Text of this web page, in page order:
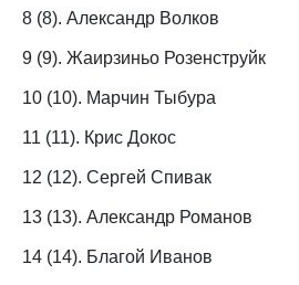
8 (8). Александр Волков
9 (9). Жаирзиньо Розенструйк
10 (10). Марчин Тыбура
11 (11). Крис Докос
12 (12). Сергей Спивак
13 (13). Александр Романов
14 (14). Благой Иванов